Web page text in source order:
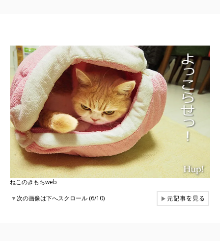
ねこのきもちweb
▼次の画像は下へスクロール (6/10) ▶元記事を見る